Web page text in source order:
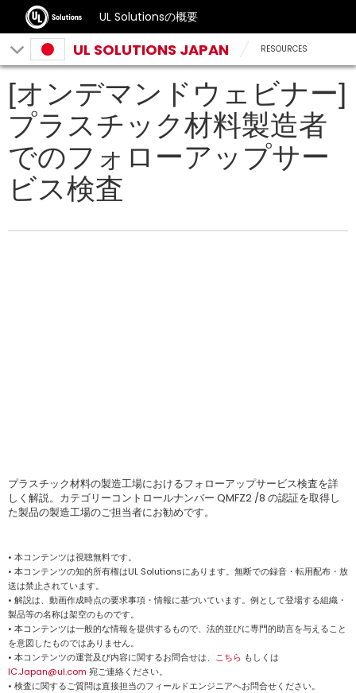
UL Solutionsの概要
UL SOLUTIONS JAPAN RESOURCES
[オンデマンドウェビナー]
プラスチック材料製造者
でのフォローアップサー
ビス検査
プラスチック材料の製造工場におけるフォローアップサービス検査を詳
しく解説。カテゴリーコントロールナンバー QMFZ2 /8 の認証を取得し
た製品の製造工場のご担当者にお勧めです。
• 本コンテンツは視聴無料です。
• 本コンテンツの知的所有権はUL Solutionsにあります。無断での録音・転用配布・放
送は禁止されています。
• 解説は、動画作成時点の要求事項・情報に基づいています。例として登場する組織・
製品等の名称は架空のものです。
• 本コンテンツは一般的な情報を提供するもので、法的並びに専門的助言を与えること
を意図したものではありません。
• 本コンテンツの運営及び内容に関するお問合せは、 こちら もしくは
IC.Japan@ul.com 宛ご連絡ください。
• 検査に関するご質問は直接担当のフィールドエンジニアへお問合せください。